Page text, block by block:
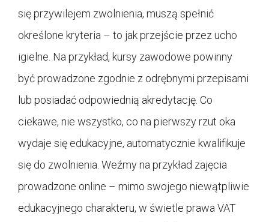
się przywilejem zwolnienia, muszą spełnić
określone kryteria – to jak przejście przez ucho
igielne. Na przykład, kursy zawodowe powinny
być prowadzone zgodnie z odrębnymi przepisami
lub posiadać odpowiednią akredytację. Co
ciekawe, nie wszystko, co na pierwszy rzut oka
wydaje się edukacyjne, automatycznie kwalifikuje
się do zwolnienia. Weźmy na przykład zajęcia
prowadzone online – mimo swojego niewątpliwie
edukacyjnego charakteru, w świetle prawa VAT